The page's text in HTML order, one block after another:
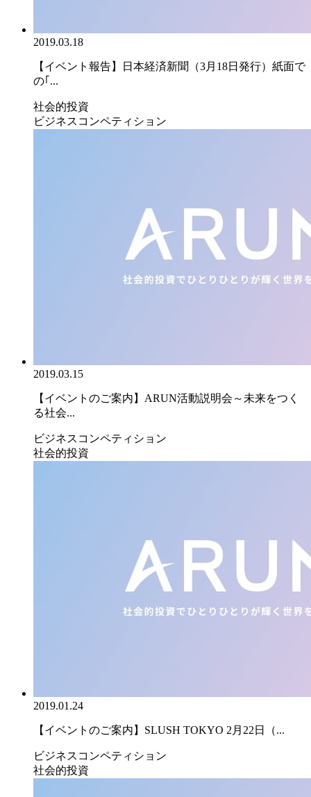
2019.03.18
【イベント報告】日本経済新聞（3月18日発行）紙面で
の｢...
社会的投資
ビジネスコンペティション
2019.03.15
【イベントのご案内】ARUN活動説明会～未来をつく
る社会...
ビジネスコンペティション
社会的投資
2019.01.24
【イベントのご案内】SLUSH TOKYO 2月22日（...
ビジネスコンペティション
社会的投資